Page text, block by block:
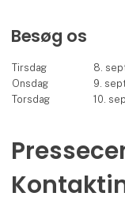
Besøg os
Tirsdag 8.
Onsdag
9.
Torsdag
10.